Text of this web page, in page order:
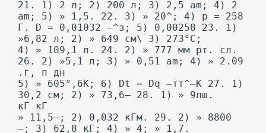
21. 1) 2 л; 2) 200 л; 3) 2,5 am; 4) 2
am; 5) » 1,5. 22. 3) » 20^; 4) р = 258
Г. D = 0,01032 —^з; 5) 0,00258 23. 1)
»6,82 л; 2) » 649 см\ 3) 273°С;
4) » 109,1 л. 24. 2) » 777 мм рт. сл.
26. 2) »5,1 л; 3) » 0,51 am; 4) » 2.09
.г, п дн
5) » 605°,6К; 6) Dt = Dq —тт^—К 27. 1)
30,2 см; 2) » 73,6— 28. 1) » 9лш.
кГ кГ
» 11,5—; 2) 0,032 кГм. 29. 2) » 8800
—; 3) 62,8 кГ; 4) » 4; » 1,7.